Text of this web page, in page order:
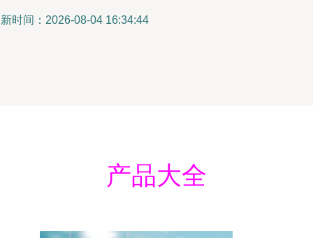
时间：2026-08-04 16:34:44
产品大全